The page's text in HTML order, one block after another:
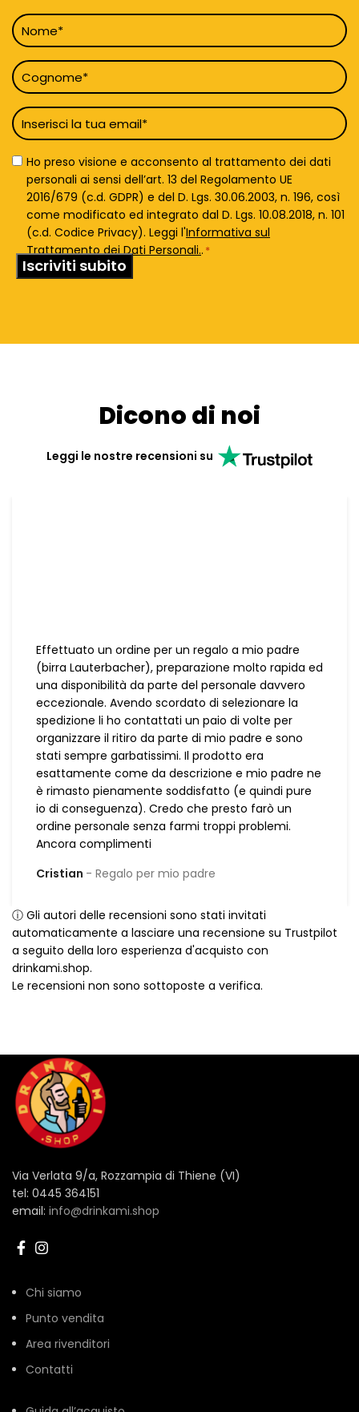
Nome
*
Cognome
*
Email
*
Privacy
Policy
Ho preso visione e acconsento al trattamento dei dati
personali ai sensi dell’art. 13 del Regolamento UE
2016/679 (c.d. GDPR) e del D. Lgs. 30.06.2003, n. 196, così
come modificato ed integrato dal D. Lgs. 10.08.2018, n. 101
(c.d. Codice Privacy). Leggi l'Informativa sul
Trattamento dei Dati Personali.. *
Dicono di noi
Leggi le nostre recensioni su
Effettuato un ordine per un regalo a mio padre
(birra Lauterbacher), preparazione molto rapida ed
una disponibilità da parte del personale davvero
eccezionale. Avendo scordato di selezionare la
spedizione li ho contattati un paio di volte per
organizzare il ritiro da parte di mio padre e sono
stati sempre garbatissimi. Il prodotto era
esattamente come da descrizione e mio padre ne
è rimasto pienamente soddisfatto (e quindi pure
io di conseguenza). Credo che presto farò un
ordine personale senza farmi troppi problemi.
Ancora complimenti
Cristian
Regalo per mio padre
ⓘ Gli autori delle recensioni sono stati invitati
automaticamente a lasciare una recensione su Trustpilot
a seguito della loro esperienza d'acquisto con
drinkami.shop.
Le recensioni non sono sottoposte a verifica.
Via Verlata 9/a, Rozzampia di Thiene (VI)
tel: 0445 364151
email: info@drinkami.shop
Chi siamo
Punto vendita
Area rivenditori
Contatti